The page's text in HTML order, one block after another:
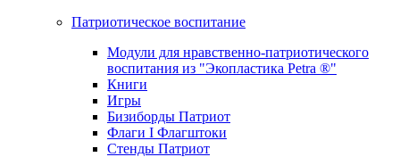
Патриотическое воспитание
Модули для нравственно-патриотического
воспитания из "Экопластика Petra ®"
Книги
Игры
Бизиборды Патриот
Флаги I Флагштоки
Стенды Патриот